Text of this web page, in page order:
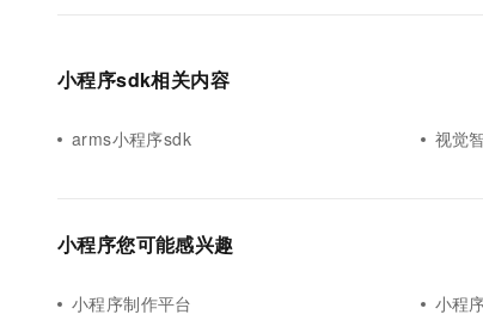
小程序sdk相关内容
arms小程序sdk 视觉
小程序您可能感兴趣
小程序制作平台 小程